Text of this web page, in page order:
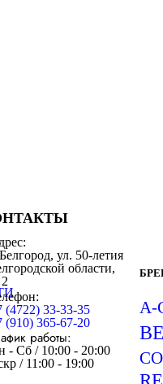
ул. 50-летия
области,
(4722) 33-33-35
(910) 365-67-20
работы:
- Сб / 10:00 - 20:00
/ 11:00 - 19:00
A-